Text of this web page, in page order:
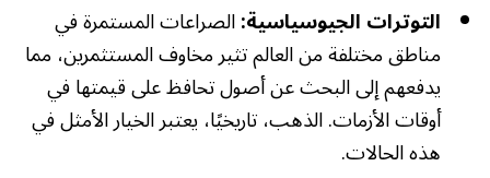
التوترات الجيوسياسية:الصراعات المستمرة في
مناطق مختلفة من العالم تثير مخاوف المستثمرين، مما
يدفعهم إلى البحث عن أصول تحافظ على قيمتها في
أوقات الأزمات. الذهب، تاريخيًا، يعتبر الخيار الأمثل في
هذه الحالات.